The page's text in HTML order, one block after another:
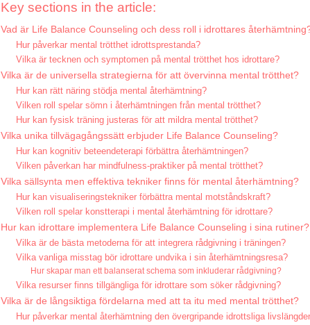
Key sections in the article:
Vad är Life Balance Counseling och dess roll i idrottares
Hur påverkar mental trötthet idrottsprestanda?
Vilka är tecknen och symptomen på mental trötthet hos idrottare?
Vilka är de universella strategierna för att övervinna mental trötthet?
Hur kan rätt näring stödja mental återhämtning?
Vilken roll spelar sömn i återhämtningen från mental trötthet?
Hur kan fysisk träning justeras för att mildra mental trötthet?
Vilka unika tillvägagångssätt erbjuder Life Balance Counseling?
Hur kan kognitiv beteendeterapi förbättra återhämtningen?
Vilken påverkan har mindfulness-praktiker på mental trötthet?
Vilka sällsynta men effektiva tekniker finns för mental återhämtning?
Hur kan visualiseringstekniker förbättra mental motståndskraft?
Vilken roll spelar konstterapi i mental återhämtning för idrottare?
Hur kan idrottare implementera Life Balance Counseling i sina rutiner?
Vilka är de bästa metoderna för att integrera rådgivning i träningen?
Vilka vanliga misstag bör idrottare undvika i sin återhämtningsresa?
Hur skapar man ett balanserat schema som inkluderar rådgivning?
Vilka resurser finns tillgängliga för idrottare som söker rådgivning?
Vilka är de långsiktiga fördelarna med att ta itu med mental trötthet?
Hur påverkar mental återhämtning den övergripande idrottsliga